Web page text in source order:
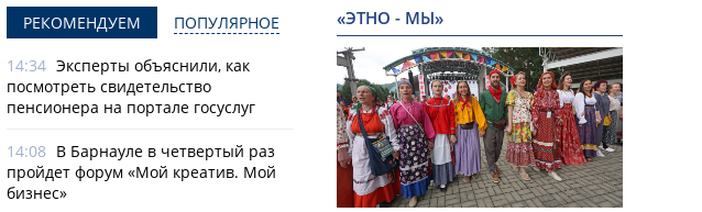
РЕКОМЕНДУЕМ ПОПУЛЯРНОЕ
14:34 Эксперты объяснили, как
посмотреть свидетельство
пенсионера на портале госуслуг
14:08 В Барнауле в четвертый раз
пройдет форум «Мой креатив. Мой
бизнес»
«ЭТНО - МЫ»